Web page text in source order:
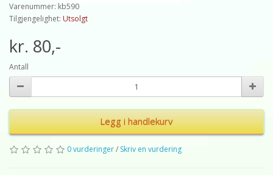
Varenummer: kb590
Tilgjengelighet: Utsolgt
kr. 80,-
Antall
Legg i handlekurv
0 vurderinger/ Skriv en vurdering